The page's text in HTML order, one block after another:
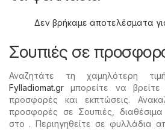
Δεν βρήκαμε αποτελέσματα
Σουπιές σε
Αναζητάτε τη χαμηλότερη
Fylladiomat.gr μπορείτε να βρείτε
προσφορές και εκπτώσεις.
προσφορές σε Σουπιές,
στο . Περιηγηθείτε σε φυλλάδια